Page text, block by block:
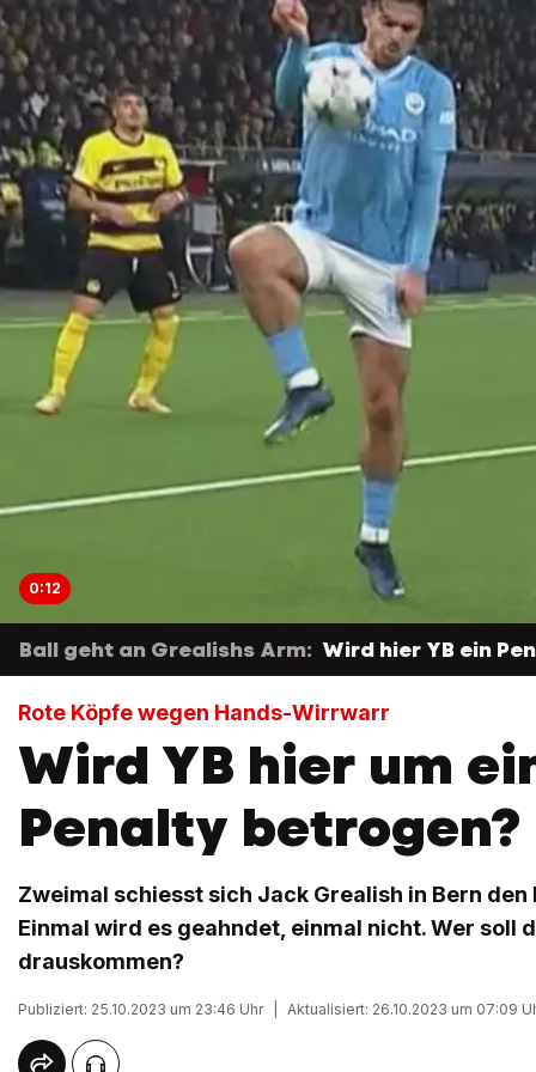
0:12
Ball geht an Grealishs Arm: Wird hier YB ein
Rote Köpfe wegen Hands-Wirrwarr
Wird YB hier um
Penalty betrogen?
Zweimal schiesst sich Jack Grealish in Bern den
Einmal wird es geahndet, einmal nicht. Wer soll
drauskommen?
Publiziert: 25.10.2023 um 23:46 Uhr Aktualisiert: 26.10.2023 um 07:09